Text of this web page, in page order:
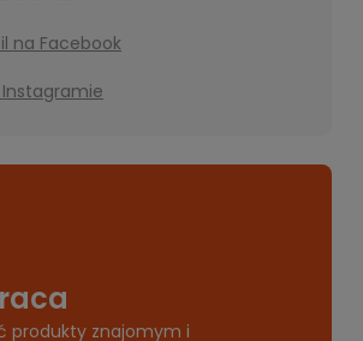
na Facebook
Instagramie
produkty znajomym i